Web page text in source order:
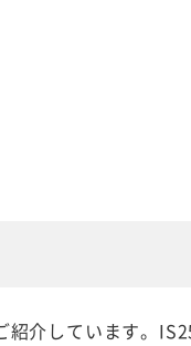
介しています。